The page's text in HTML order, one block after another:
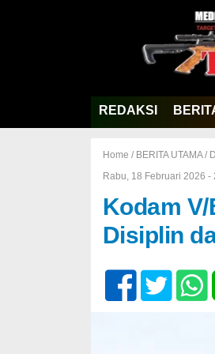
REDAKSI
Home / BERITA UTAMA/
Rabu, 18 Februari 2026 -
Kodam
Disiplin